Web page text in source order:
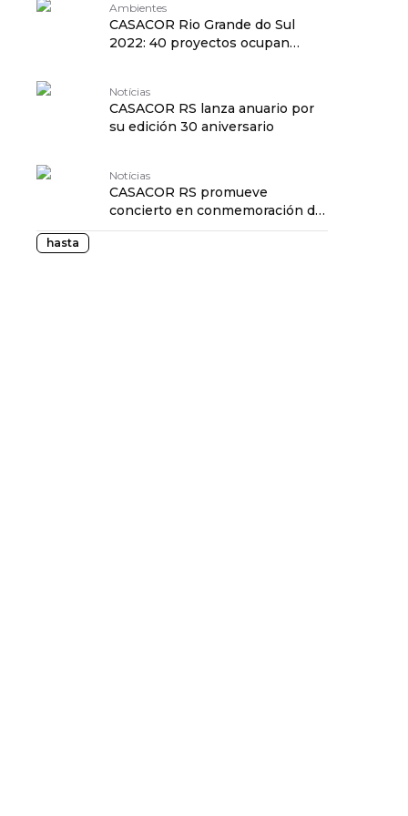
Ambientes
CASACOR Rio Grande do Sul
2022: 40 proyectos ocupan
Notícias
CASACOR RS lanza anuario por
su edición 30 aniversario
Notícias
CASACOR RS promueve
concierto en conmemoración del
edificio Pia Chaves Barcellos
hasta